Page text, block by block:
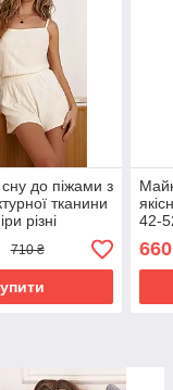
до піжами з
тканини
різні
710 ₴
42-